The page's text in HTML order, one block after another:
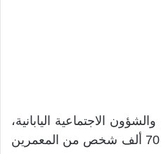
الاجتماعية اليابانية،
أن اليابان لديها الآن أكثر من 70 ألف شخص من المعمرين